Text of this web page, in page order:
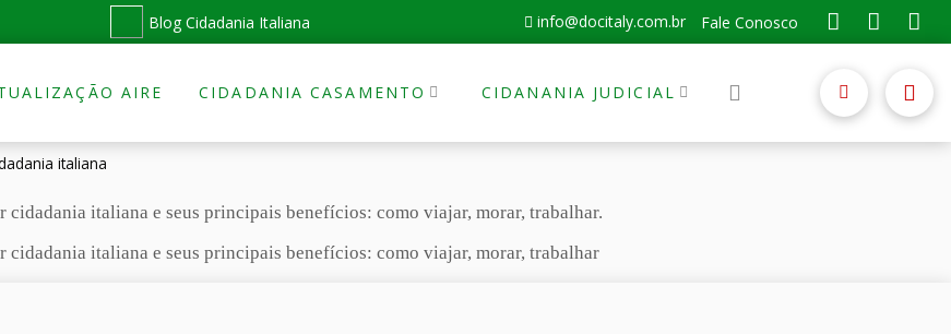
Blog Cidadania Italiana info@docitaly.com.br Fale Conosco
AIRE CIDADANIA CASAMENTO CIDANANIA JUDICIAL
italiana
cidadania italiana e seus principais benefícios: como viajar, morar, trabalhar.
cidadania italiana e seus principais benefícios: como viajar, morar, trabalhar